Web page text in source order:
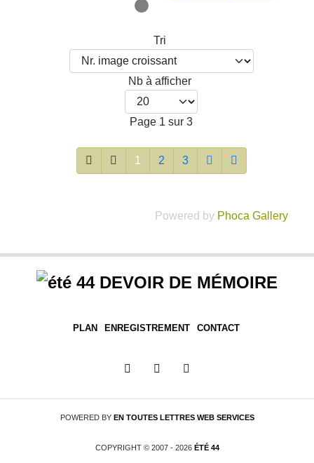
Tri
Nb à afficher
Page 1 sur 3
1 2 3
Powered by Phoca Gallery
DEVOIR DE MÉMOIRE
PLAN ENREGISTREMENT CONTACT
POWERED BY EN TOUTES LETTRESWEB SERVICES
COPYRIGHT © 2007 - 2026 ÉTÉ 44